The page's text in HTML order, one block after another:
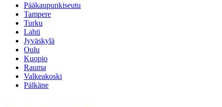
Pääkaupunkiseutu
Tampere
Turku
Lahti
Jyväskylä
Oulu
Kuopio
Rauma
Valkeakoski
Pälkäne